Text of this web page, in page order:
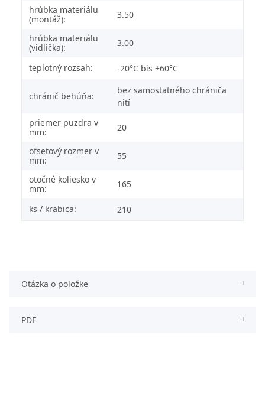
hrúbka materiálu
(montáž):
3.50
hrúbka materiálu
(vidlička):
3.00
teplotný rozsah: -20°C bis +60°C
chránič behúňa:
bez samostatného chrániča
nití
priemer puzdra v
mm:
20
ofsetový rozmer v
mm:
55
otočné koliesko v
mm:
165
ks / krabica: 210
Otázka o položke
PDF